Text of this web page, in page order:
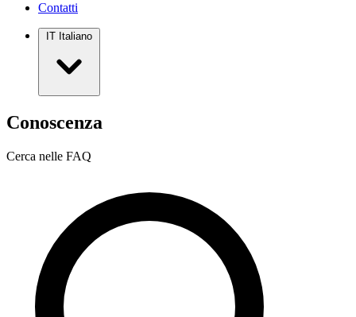
Contatti
IT Italiano
Conoscenza
Cerca nelle FAQ